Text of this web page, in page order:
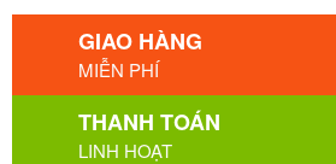
GIAO HÀNG
MIỄN PHÍ
THANH TOÁN
LINH HOẠT